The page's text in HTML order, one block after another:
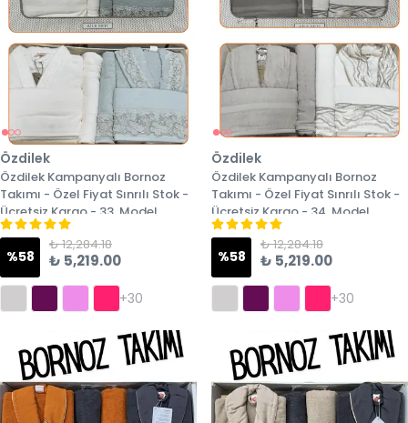
Özdilek
Özdilek Kampanyalı Bornoz
Takımı - Özel Fiyat Sınrılı Stok -
Ücretsiz Kargo - 33. Model
%58
₺ 12,284.18
₺ 5,219.00
+30
Özdilek
Özdilek Kampanyalı Bornoz
Takımı - Özel Fiyat Sınrılı Stok -
Ücretsiz Kargo - 34. Model
%58
₺ 12,284.18
₺ 5,219.00
+30